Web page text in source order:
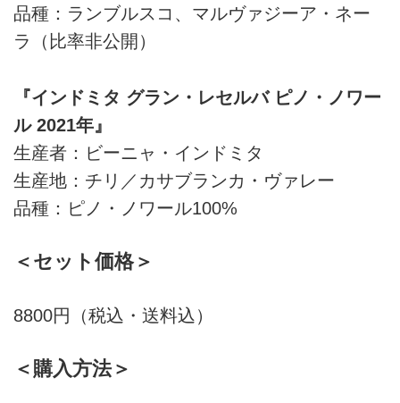
品種：ランブルスコ、マルヴァジーア・ネー
ラ（比率非公開）
『インドミタ グラン・レセルバ ピノ・ノワー
ル 2021年』
生産者：ビーニャ・インドミタ
生産地：チリ／カサブランカ・ヴァレー
品種：ピノ・ノワール100%
＜セット価格＞
8800円（税込・送料込）
＜購入方法＞